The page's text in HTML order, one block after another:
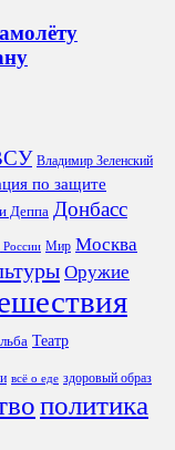
Владимир Зеленский
по защите
Деппа Донбасс
Мир Москва
Оружие
Театр
всё о еде здоровый образ
политика